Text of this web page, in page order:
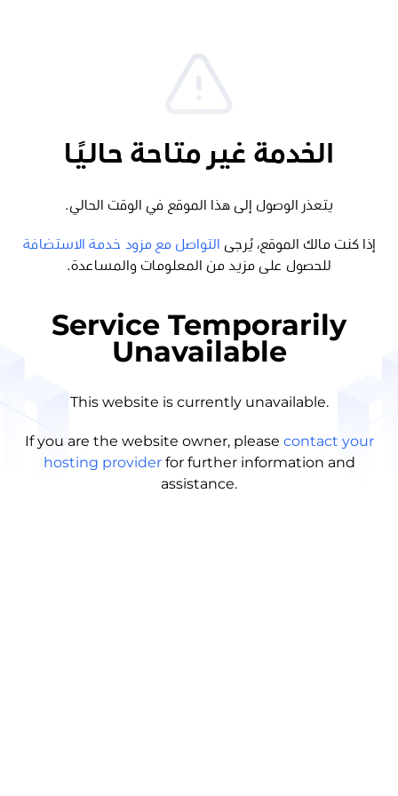
الخدمة غير متاحة حاليًا
يتعذر الوصول إلى هذا الموقع في الوقت الحالي.
إذا كنت مالك الموقع، يُرجى
التواصل مع مزود خدمة الاستضافة
للحصول على مزيد من المعلومات والمساعدة.
Service Temporarily
Unavailable
This website is currently unavailable.
If you are the website owner, please contact your
hosting provider for further information and
assistance.